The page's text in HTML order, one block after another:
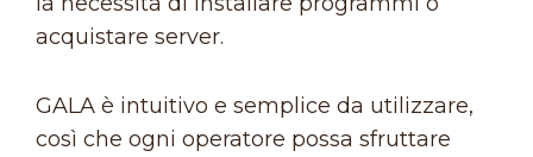
acquistare server.
GALA è intuitivo e semplice da utilizzare,
così che ogni operatore possa sfruttare